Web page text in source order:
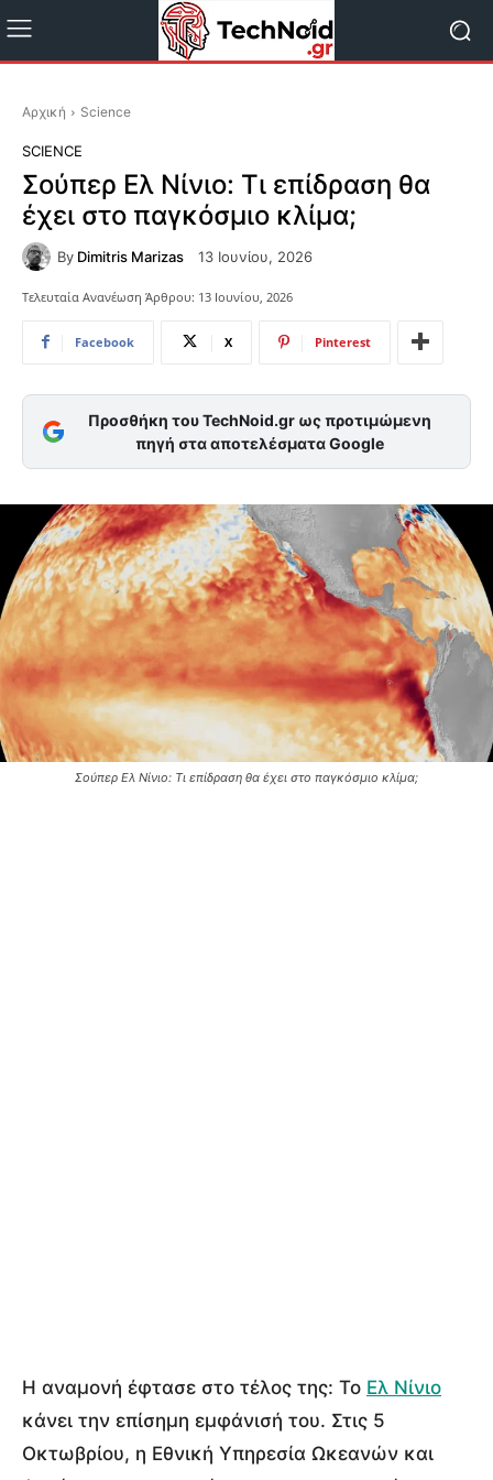
Αρχική Science
SCIENCE
Σούπερ Ελ Νίνιο: Τι επίδραση θα
έχει στο παγκόσμιο κλίμα;
By Dimitris Marizas 13 Ιουνίου, 2026
Τελευταία Ανανέωση Άρθρου: 13 Ιουνίου, 2026
Facebook X Pinterest
Προσθήκη του TechNoid.gr ως προτιμώμενη
πηγή στα αποτελέσματα Google
Σούπερ Ελ Νίνιο: Τι επίδραση θα έχει στο παγκόσμιο κλίμα;
Η αναμονή έφτασε στο τέλος της: Το Ελ Νίνιο
κάνει την επίσημη εμφάνισή του. Στις 5
Οκτωβρίου, η Εθνική Υπηρεσία Ωκεανών και